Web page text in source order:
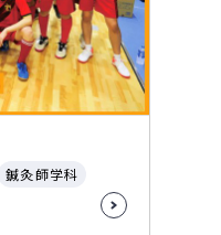
鍼灸師学科